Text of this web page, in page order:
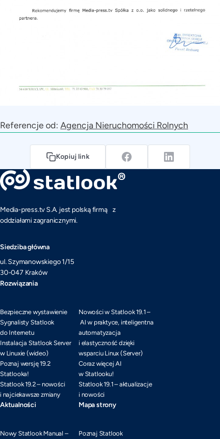
Referencje od: Agencja Nieruchomości Rolnych
Kopiuj link
Media-press.tv S.A. jest polską firmą z
oddziałami zagranicznymi.
Siedziba główna
ul. Szymanowskiego 1/15
30-047 Kraków
Rozwiązania
Bezpieczne wystawienie
Sygnalisty Statlook
do Internetu
Instalacja Statlook Server
w Linuxie (wideo)
Poznaj wersję 19.2
Statlooka!
Statlook 19.2 – nowości
i najciekawsze zmiany
Nowości w Statlook 19.1 –
AI w praktyce, inteligentna
automatyzacja
i elastyczność dzięki
wsparciu Linux (Server)
Coraz więcej AI
w Statlooku!
Statlook 19.1 – aktualizacje
i nowości
Aktualności
Nowy Statlook Manual –
Mapa strony
Poznaj Statlook